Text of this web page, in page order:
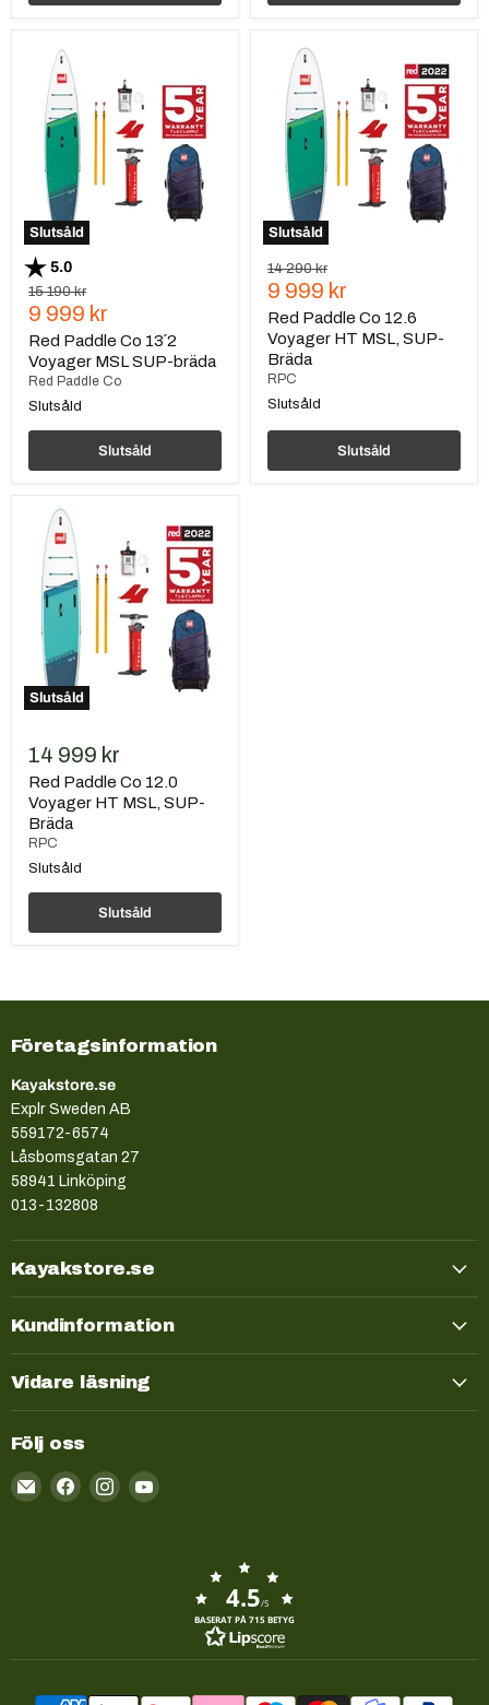
Slutsåld
Paddle
Voyager
SUP-
bräda
Betyg:
5.0
Ursprungspris
15 190 kr
Nuvarande
pris
9 999 kr
Red Paddle Co 13´2
Voyager MSL SUP-bräda
Red Paddle Co
Slutsåld
Slutsåld
Slutsåld
Paddle
12.6
Voyager
MSL,
SUP-
Bräda
Ursprungspris
14 290 kr
Nuvarande
pris
9 999 kr
Red Paddle Co 12.6
Voyager HT MSL, SUP-
Bräda
RPC
Slutsåld
Slutsåld
Slutsåld
Red
Paddle
Co
12.0
Voyager
HT
SUP-
Bräda
14 999 kr
Red Paddle Co 12.0
Voyager HT MSL, SUP-
Bräda
RPC
Slutsåld
Slutsåld
Företagsinformation
Kayakstore.se
Explr Sweden AB
559172-6574
Låsbomsgatan 27
58941 Linköping
013-132808
Kayakstore.se
Kundinformation
Vidare läsning
Följ oss
Email
Kayakstore.se
4.5/5
BASERAT PÅ 715 BETYG